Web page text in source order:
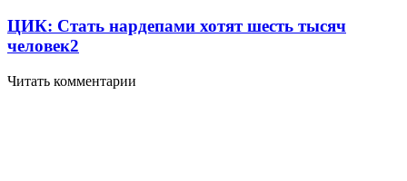
ЦИК: Стать нардепами хотят шесть тысяч
человек2
Читать комментарии